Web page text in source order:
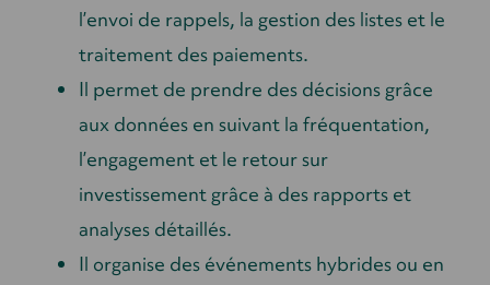
l’envoi de rappels, la gestion des listes et le
traitement des paiements.
Il permet de prendre des décisions grâce
aux données en suivant la fréquentation,
l’engagement et le retour sur
investissement grâce à des rapports et
analyses détaillés.
Il organise des événements hybrides ou en